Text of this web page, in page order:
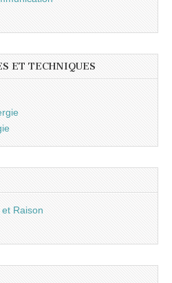
ET TECHNIQUES
Raison